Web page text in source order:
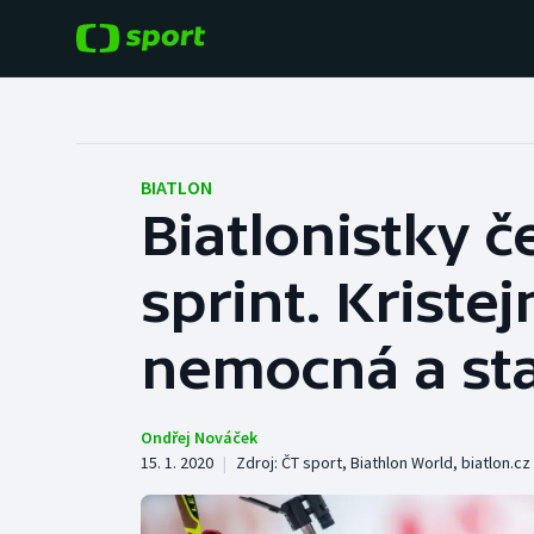
Hokej
Tenis
Baseball a softbal
Basketbal
Biatlon
BIATLON
Biatlonistky
sprint.
nemocná a
Ondřej Nováček
15. 1. 2020 | Zdroj: ČT sport, Biathlon World, biatlon.cz